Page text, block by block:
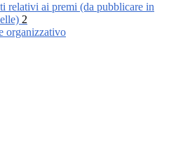
relativi ai premi (da pubblicare in
2
organizzativo